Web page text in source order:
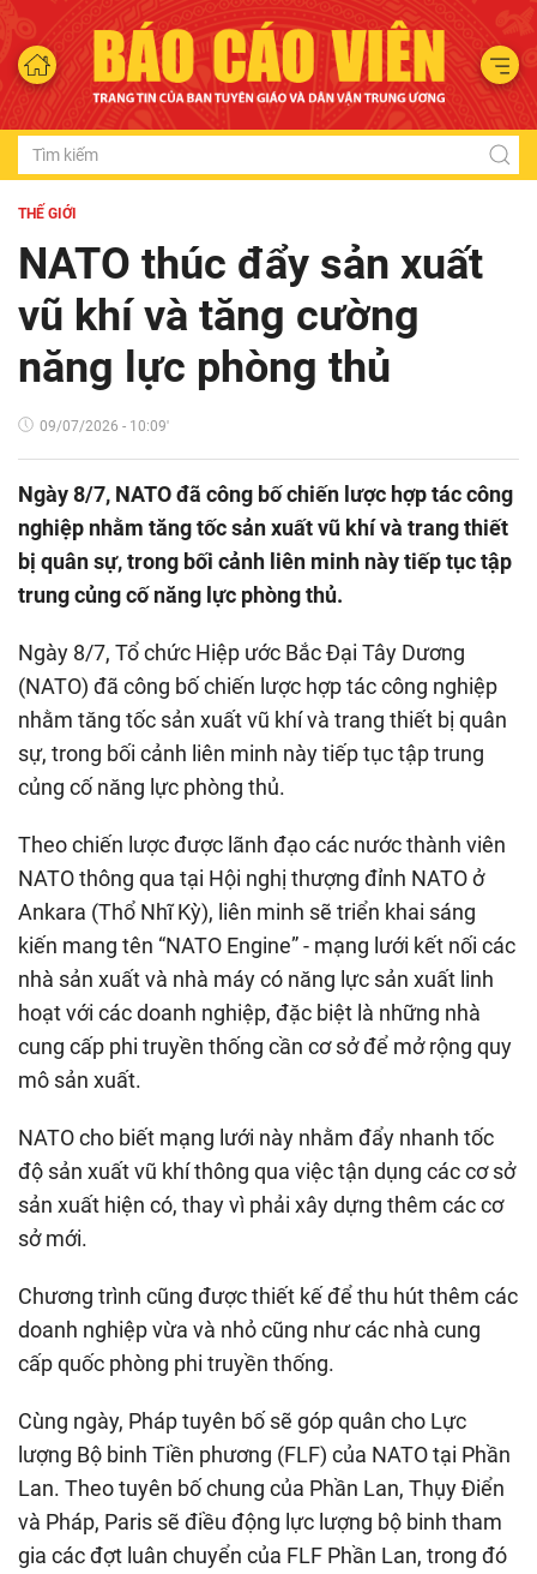
THẾ GIỚI
NATO thúc đẩy sản xuất
vũ khí và tăng cường
năng lực phòng thủ
09/07/2026 - 10:09'
Ngày 8/7, NATO đã công bố chiến lược hợp tác công
nghiệp nhằm tăng tốc sản xuất vũ khí và trang thiết
bị quân sự, trong bối cảnh liên minh này tiếp tục tập
trung củng cố năng lực phòng thủ.
Ngày 8/7, Tổ chức Hiệp ước Bắc Đại Tây Dương
(NATO) đã công bố chiến lược hợp tác công nghiệp
nhằm tăng tốc sản xuất vũ khí và trang thiết bị quân
sự, trong bối cảnh liên minh này tiếp tục tập trung
củng cố năng lực phòng thủ.
Theo chiến lược được lãnh đạo các nước thành viên
NATO thông qua tại Hội nghị thượng đỉnh NATO ở
Ankara (Thổ Nhĩ Kỳ), liên minh sẽ triển khai sáng
kiến mang tên “NATO Engine” - mạng lưới kết nối các
nhà sản xuất và nhà máy có năng lực sản xuất linh
hoạt với các doanh nghiệp, đặc biệt là những nhà
cung cấp phi truyền thống cần cơ sở để mở rộng quy
mô sản xuất.
NATO cho biết mạng lưới này nhằm đẩy nhanh tốc
độ sản xuất vũ khí thông qua việc tận dụng các cơ sở
sản xuất hiện có, thay vì phải xây dựng thêm các cơ
sở mới.
Chương trình cũng được thiết kế để thu hút thêm các
doanh nghiệp vừa và nhỏ cũng như các nhà cung
cấp quốc phòng phi truyền thống.
Cùng ngày, Pháp tuyên bố sẽ góp quân cho Lực
lượng Bộ binh Tiền phương (FLF) của NATO tại Phần
Lan. Theo tuyên bố chung của Phần Lan, Thụy Điển
và Pháp, Paris sẽ điều động lực lượng bộ binh tham
gia các đợt luân chuyển của FLF Phần Lan, trong đó